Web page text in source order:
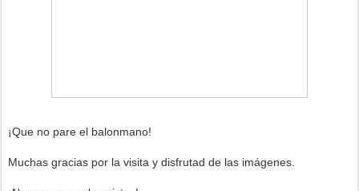
¡Que no pare el balonmano!
Muchas gracias por la visita y disfrutad de las imágenes.